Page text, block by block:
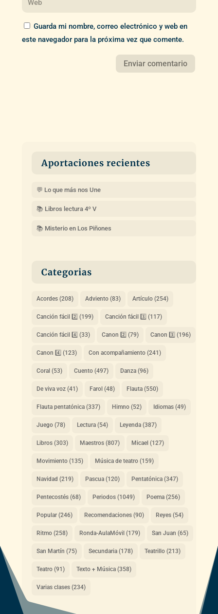
Guarda mi nombre, correo electrónico y web en
este navegador para la próxima vez que comente.
Aportaciones recientes
💬 Lo que más nos Une
📚 Libros lectura 4º V
📚 Misterio en Los Piñones
Categorias
Acordes(208) Adviento(83) Artículo(254)
Canción fácil 2️⃣ (199) Canción fácil 3️⃣ (117)
Canción fácil 4️⃣ (33) Canon 2️⃣ (79) Canon 3️⃣ (196)
Canon 4️⃣ (123) Con acompañamiento(241)
Coral(53) Cuento(497) Danza(96)
De viva voz(41) Farol(48) Flauta(550)
Flauta pentatónica(337) Himno(52) Idiomas(49)
Juego(78) Lectura(54) Leyenda(387)
Libros(303) Maestros(807) Micael(127)
Movimiento(135) Música de teatro(159)
Navidad (219) Pascua(120) Pentatónica(347)
Pentecostés(68) Periodos(1049) Poema(256)
Popular(246) Recomendaciones(90) Reyes(54)
Ritmo(258) Ronda-AulaMóvil(179) San Juan (65)
San Martín (75) Secundaria(178) Teatrillo(213)
Teatro(91) Texto + Música(358)
Varias clases(234)